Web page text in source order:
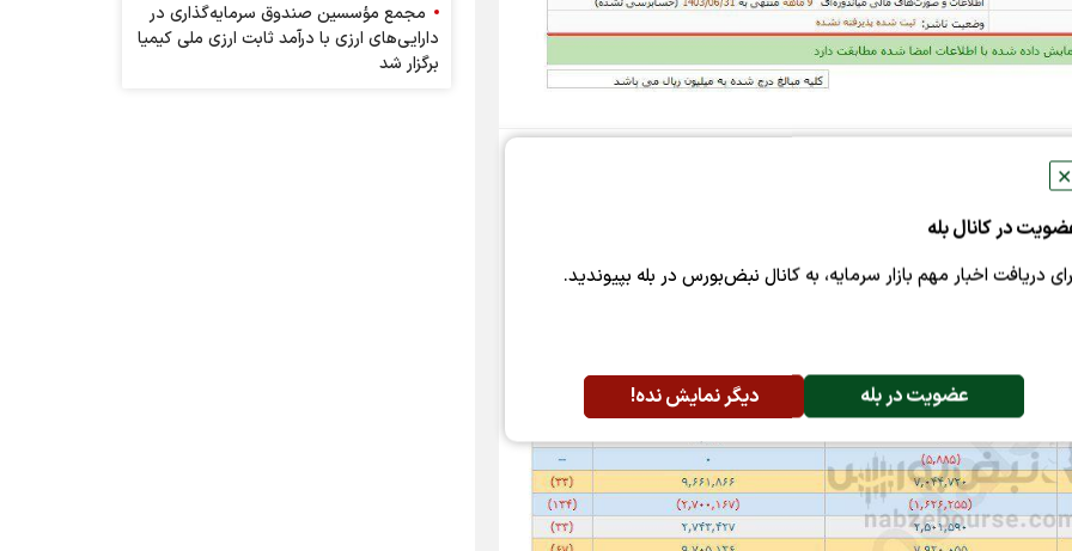
✕
در کانال بله
دریافت اخبار مهم بازار سرمایه، به کانال نبض‌بورس در بله بپیوندید.
عضویت در بله دیگر نمایش نده!
مجمع مؤسسین صندوق سرمایه‌گذاری در
دارایی‌های ارزی با درآمد ثابت ارزی ملی کیمیا
برگزار شد